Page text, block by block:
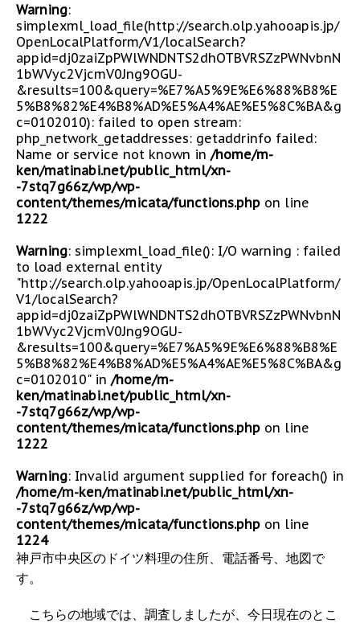
Warning:
simplexml_load_file(http://search.olp.yahooapis.jp/
OpenLocalPlatform/V1/localSearch?
appid=dj0zaiZpPWlWNDNTS2dhOTBVRSZzPWNvbnN
1bWVyc2VjcmV0Jng9OGU-
&results=100&query=%E7%A5%9E%E6%88%B8%E
5%B8%82%E4%B8%AD%E5%A4%AE%E5%8C%BA&g
c=0102010): failed to open stream:
php_network_getaddresses: getaddrinfo failed:
Name or service not known in /home/m-
ken/matinabi.net/public_html/xn-
-7stq7g66z/wp/wp-
content/themes/micata/functions.php on line
1222
Warning: simplexml_load_file(): I/O warning : failed
to load external entity
"http://search.olp.yahooapis.jp/OpenLocalPlatform/
V1/localSearch?
appid=dj0zaiZpPWlWNDNTS2dhOTBVRSZzPWNvbnN
1bWVyc2VjcmV0Jng9OGU-
&results=100&query=%E7%A5%9E%E6%88%B8%E
5%B8%82%E4%B8%AD%E5%A4%AE%E5%8C%BA&g
c=0102010" in /home/m-
ken/matinabi.net/public_html/xn-
-7stq7g66z/wp/wp-
content/themes/micata/functions.php on line
1222
Warning: Invalid argument supplied for foreach() in
/home/m-ken/matinabi.net/public_html/xn-
-7stq7g66z/wp/wp-
content/themes/micata/functions.php on line
1224
神戸市中央区のドイツ料理の住所、電話番号、地図で
す。
こちらの地域では、調査しましたが、今日現在のとこ